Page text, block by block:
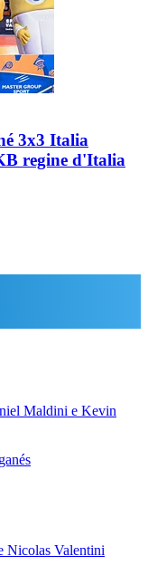
3x3 Italia
regine d'Italia
Maldini e Kevin
Nicolas Valentini